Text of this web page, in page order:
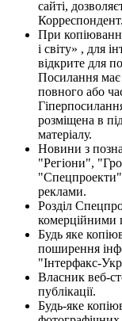
сайті,
При
і світу» , для
відкрите для
Посилання має
повного або
розміщена в
матеріалу.
Новини з
"Регіони",
реклами.
Розділ
комерційними
Будь яке
поширення
"Інтерфакс-
Власник веб-
публікації.
Будь-яке